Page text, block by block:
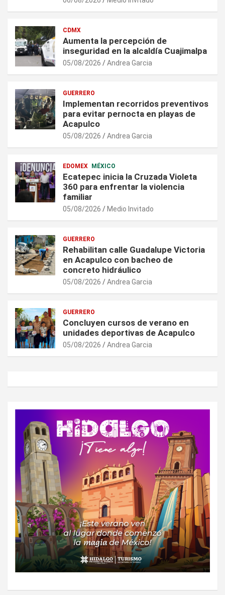
CDMX
Aumenta la percepción de
inseguridad en la alcaldía Cuajimalpa
05/08/2026 Andrea Garcia
GUERRERO
Implementan recorridos preventivos
para evitar pernocta en playas de
Acapulco
05/08/2026 Andrea Garcia
EDOMEX MÉXICO
Ecatepec inicia la Cruzada Violeta
360 para enfrentar la violencia
familiar
05/08/2026 Medio Invitado
GUERRERO
Rehabilitan calle Guadalupe Victoria
en Acapulco con bacheo de
concreto hidráulico
05/08/2026 Andrea Garcia
GUERRERO
Concluyen cursos de verano en
unidades deportivas de Acapulco
05/08/2026 Andrea Garcia